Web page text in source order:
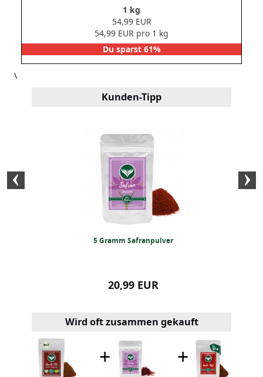
1 kg
54,99 EUR
54,99 EUR pro 1 kg
Du sparst 61%
\
Kunden-Tipp
5 Gramm Safranpulver
20,99 EUR
Wird oft zusammen gekauft
+ +